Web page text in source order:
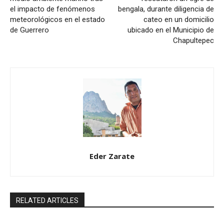
el impacto de fenómenos
meteorológicos en el estado
de Guerrero
bengala, durante diligencia de
cateo en un domicilio
ubicado en el Municipio de
Chapultepec
Eder Zarate
RELATED ARTICLES